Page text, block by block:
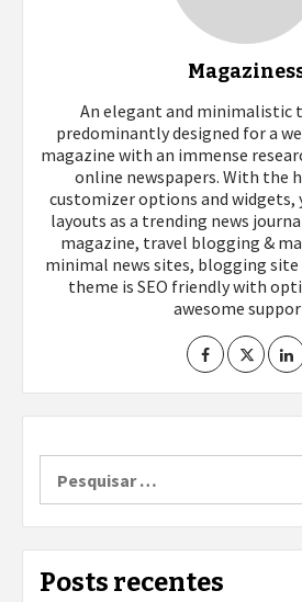
An elegant and minimalistic
predominantly designed for a
magazine with an immense
online newspapers. With the
customizer options and widgets,
layouts as a trending news
magazine, travel blogging &
minimal news sites, blogging site
theme is SEO friendly with
awesome
por:
Posts recentes